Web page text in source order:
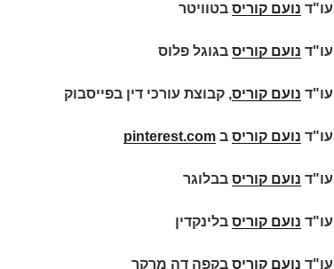
עו"ד נועם קוריס בטוויטר
עו"ד נועם קוריס בגוגל פלוס
עו"ד נועם קוריס, קבוצת עורכי דין בפייסבוק
עו"ד נועם קוריס ב pinterest.com
עו"ד נועם קוריס בבלוגר
עו"ד נועם קוריס בלינקדין
עו"ד נועם קוריס בקפה דה מרקר